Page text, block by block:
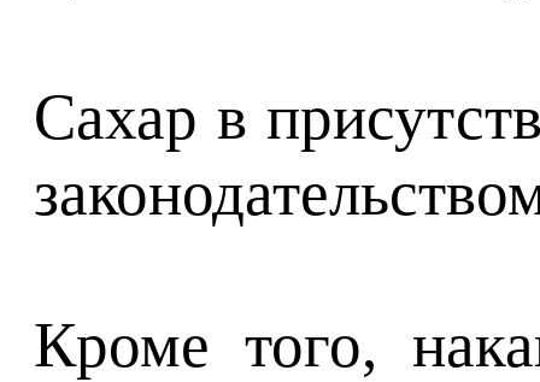
Сахар в
Кроме того,